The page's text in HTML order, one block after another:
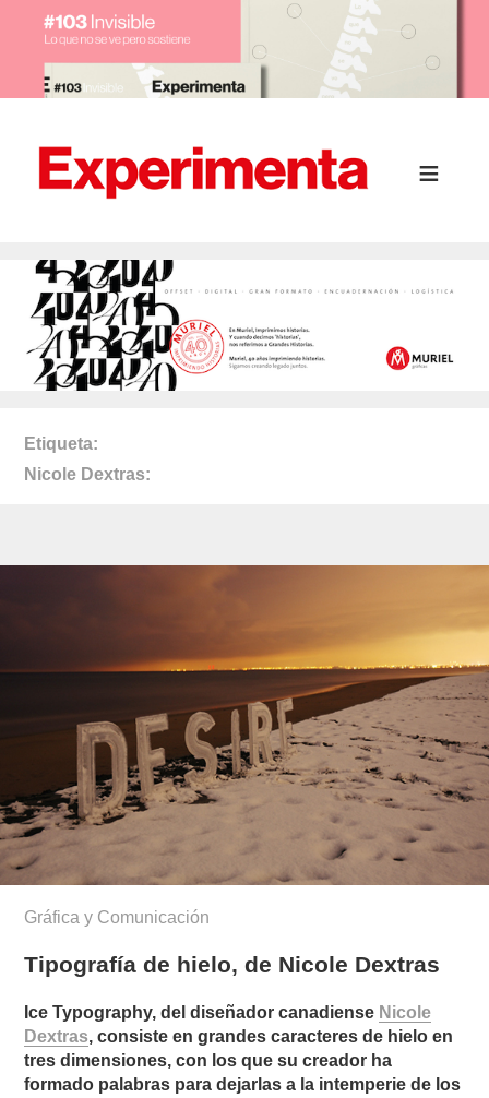
Etiqueta
Nicole Dextras
Gráfica y Comunicación
Tipografía de hielo, de Nicole Dextras
Ice Typography, del diseñador canadiense Nicole
Dextras, consiste en grandes caracteres de hielo en
tres dimensiones, con los que su creador ha
formado palabras para dejarlas a la intemperie de los